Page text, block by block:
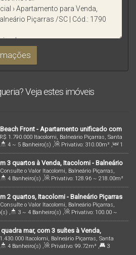
Veja estes imóveis
Front - Apartamento unificado com
Itacolomi - Balneário Piçarras
R$ 1.790.000 Itacolomi, Balneário Piçarras, Santa
4 ~ 5 Banheiro(s) , Privativo: 310.00m² ,
1
, 4 Vaga(s) , 25mDistância do Mar
3 quartos à Venda, Itacolomi - Balneário
Consulte o Valor Itacolomi, Balneário Piçarras,
4 Banheiro(s) , Privativo: 128.96 ~ 218.00m²
128.96~ 218.00m² , 2 Vaga(s) ,
150m
Útil: 128.96~ 218.00m²
2 quartos, Itacolomi - Balneário Piçarras
Consulte o Valor Itacolomi, Balneário Piçarras,
, 3 ~ 4 Banheiro(s) , Privativo: 100.00 ~
Suíte(s) , 1 ~ 2 Vaga(s) , 150mDistância do
mar, com 3 suítes à Venda,
Piçarras
1.430.000 Itacolomi, Balneário Piçarras, Santa
4 Banheiro(s) , Privativo: 99.72m² ,
3